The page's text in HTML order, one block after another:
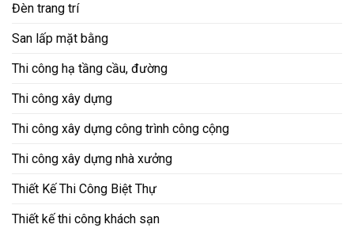
Đèn trang trí
San lấp mặt bằng
Thi công hạ tầng cầu, đường
Thi công xây dựng
Thi công xây dựng công trình công cộng
Thi công xây dựng nhà xưởng
Thiết Kế Thi Công Biệt Thự
Thiết kế thi công khách sạn